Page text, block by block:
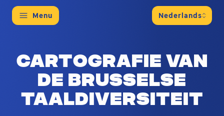
Menu
Cartografie van
de Brusselse
taaldiversiteit